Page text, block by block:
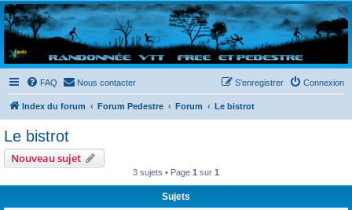
Randovttfree.fr
Bienvenue sur le site des randos vtt et pédestre de Bretagne . Bonne navigation sur le site
et bonnes randos dans l'Ouest !
FAQ Nous contacter Connexion
S’enregistrer
Index du forum Forum Pedestre Forum Le bistrot
Le bistrot
Nouveau sujet
3 sujets • Page 1 sur 1
Sujets